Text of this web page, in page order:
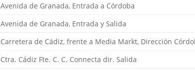
Avenida de Granada, Entrada a Córdoba
Avenida de Granada, Entrada y Salida
Carretera de Cádiz, frente a Media Markt, Dirección
Ctra. Cádiz Fte. C. C. Connecta dir. Salida